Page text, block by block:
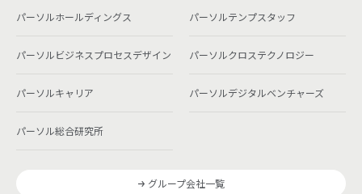
パーソルホールディングス パーソルテンプスタッフ
パーソルビジネスプロセスデザイン パーソルクロステクノロジー
パーソルキャリア パーソルデジタルベンチャーズ
パーソル総合研究所
グループ会社一覧